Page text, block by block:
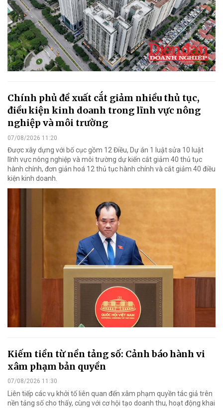
Chính phủ đề xuất cắt giảm nhiều thủ tục,
điều kiện kinh doanh trong lĩnh vực nông
nghiệp và môi trường
07/08/2026 11:20
Được xây dựng với bố cục gồm 12 Điều, Dự án 1 luật sửa 10 luật
lĩnh vực nông nghiệp và môi trường dự kiến cắt giảm 40 thủ tục
hành chính, đơn giản hoá 12 thủ tục hành chính và cắt giảm 40 điều
kiện kinh doanh.
Kiếm tiền từ nền tảng số: Cảnh báo hành vi
xâm phạm bản quyền
07/08/2026 11:30
Liên tiếp các vụ khởi tố liên quan đến xâm phạm quyền tác giả trên
nền tảng số cho thấy, cùng với cơ hội tạo doanh thu, hoạt động khai